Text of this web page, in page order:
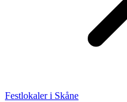
Festlokaler i Skåne